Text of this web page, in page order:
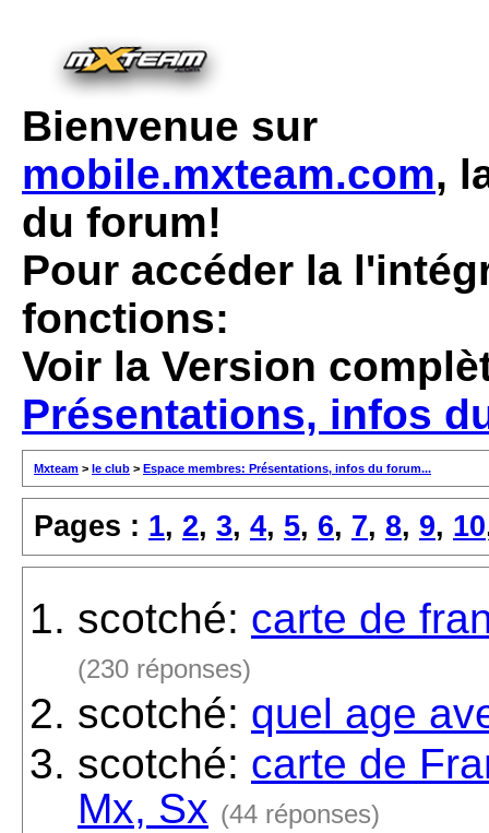
Bienvenue sur
mobile.mxteam.com,
du forum!
Pour accéder la
fonctions:
Voir la Version
Présentations, infos
Mxteam > le club > Espace membres: Présentations, infos du forum...
Pages : 1, 2, 3, 4, 5, 6, 7, 8, 9, 10
scotché: carte de
(230 réponses)
scotché: quel age
scotché: carte de
Mx, Sx (44 réponses)